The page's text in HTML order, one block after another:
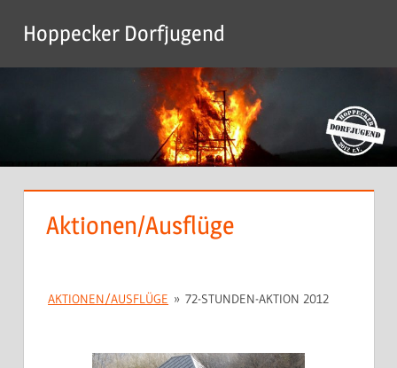
Inhalt
springen
Hoppecker Dorfjugend
Aktionen/Ausflüge
AKTIONEN/AUSFLÜGE » 72-STUNDEN-AKTION 2012